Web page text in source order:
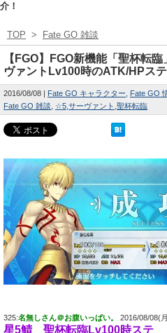
介！
TOP > Fate GO 雑談
【FGO】FGO新機能「聖杯転
ヴァントLv100時のATK/HPス
2016/08/08 Fate GO キャラクター Fate GO
Fate GO 雑談 ☆5 サーヴァント 聖杯転臨
325:名無しさん＠お腹いっぱい。 2016/08/08(
星5鯖 聖杯転臨Lv100時ステ